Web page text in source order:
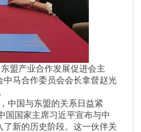
盟产业合作发展促进会主
马合作委员会会长拿督赵光
中国与东盟的关系日益紧
国国家主席习近平宣布与中
新的历史阶段。这一伙伴关